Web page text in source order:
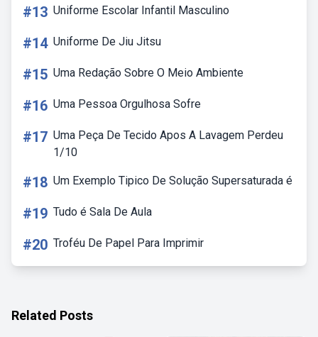
#13 Uniforme Escolar Infantil Masculino
#14 Uniforme De Jiu Jitsu
#15 Uma Redação Sobre O Meio Ambiente
#16 Uma Pessoa Orgulhosa Sofre
#17 Uma Peça De Tecido Apos A Lavagem Perdeu
1/10
#18 Um Exemplo Tipico De Solução Supersaturada é
#19 Tudo é Sala De Aula
#20 Troféu De Papel Para Imprimir
Related Posts